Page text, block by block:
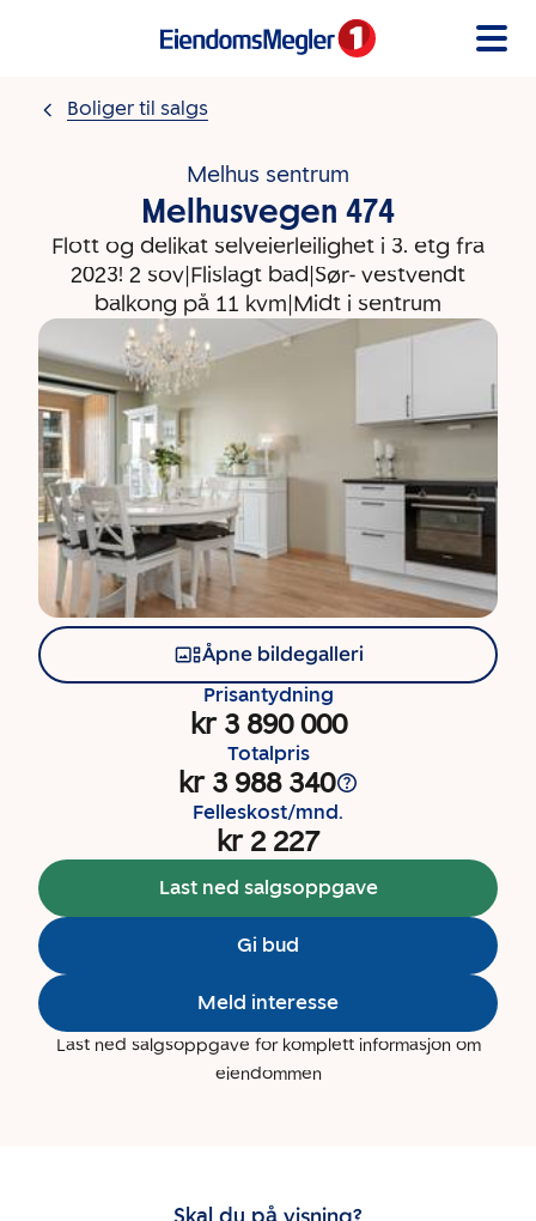
Boliger til salgs
Melhus sentrum
Melhusvegen 474
Flott og delikat selveierleilighet i 3. etg fra
2023! 2 sov|Flislagt bad|Sør- vestvendt
balkong på 11 kvm|Midt i sentrum
Åpne bildegalleri
Prisantydning
kr 3 890 000
Totalpris
kr 3 988 340
Felleskost/mnd.
kr 2 227
Last ned salgsoppgave
Gi bud
Meld interesse
Last ned salgsoppgave for komplett informasjon om
eiendommen
Skal du på visning?